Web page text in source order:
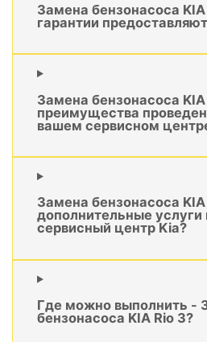
Замена бензонасоса
гарантии
Замена бензонасоса
преимущества
вашем сервисном
Замена бензонасоса
дополнительные услуги
сервисный центр Kia?
Где можно выполнить -
бензонасоса KIA Rio 3?